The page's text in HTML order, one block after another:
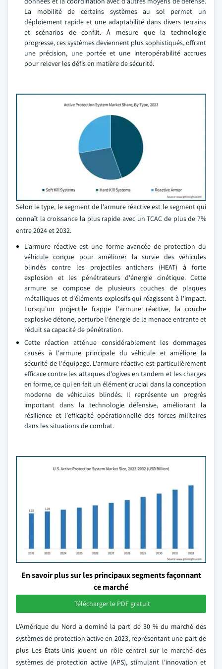
La mobilité de certains systèmes au sol permet un
déploiement rapide et une adaptabilité dans divers terrains
et scénarios de conflit. À mesure que la technologie
progresse, ces systèmes deviennent plus sophistiqués, offrant
une précision, une portée et une interopérabilité accrues
pour relever les défis en matière de sécurité.
Selon le type, le segment de l'armure réactive est le segment qui
connaît la croissance la plus rapide avec un TCAC de plus de 7%
entre 2024 et 2032.
L'armure réactive est une forme avancée de protection du
véhicule conçue pour améliorer la survie des véhicules
blindés contre les projectiles antichars (HEAT) à forte
explosion et les pénétrateurs d'énergie cinétique. Cette
armure se compose de plusieurs couches de plaques
métalliques et d'éléments explosifs qui réagissent à l'impact.
Lorsqu'un projectile frappe l'armure réactive, la couche
explosive détone, perturbe l'énergie de la menace entrante et
réduit sa capacité de pénétration.
Cette réaction atténue considérablement les dommages
causés à l'armure principale du véhicule et améliore la
sécurité de l'équipage. L'armure réactive est particulièrement
efficace contre les attaques d'ogives en tandem et les charges
en forme, ce qui en fait un élément crucial dans la conception
moderne de véhicules blindés. Il représente un progrès
important dans la technologie défensive, améliorant la
résilience et l'efficacité opérationnelle des forces militaires
dans les situations de combat.
En savoir plus sur les principaux segments façonnant
ce marché
Télécharger le PDF gratuit
L'Amérique du Nord a dominé la part de 30 % du marché des
systèmes de protection active en 2023, représentant une part de
plus Les États-Unis jouent un rôle central sur le marché des
systèmes de protection active (APS), stimulant l'innovation et